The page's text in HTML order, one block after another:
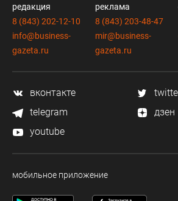
редакция
8 (843) 202-12-10
info@business-
gazeta.ru
реклама
8 (843) 203-48-47
mir@business-
gazeta.ru
вконтакте
telegram
дзен
youtube
мобильное приложение